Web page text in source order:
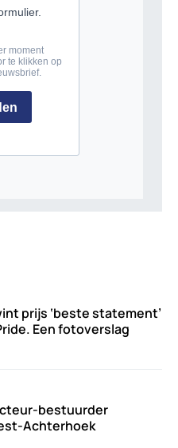
prijs ‘beste statement’
Een fotoverslag
bestuurder
Achterhoek